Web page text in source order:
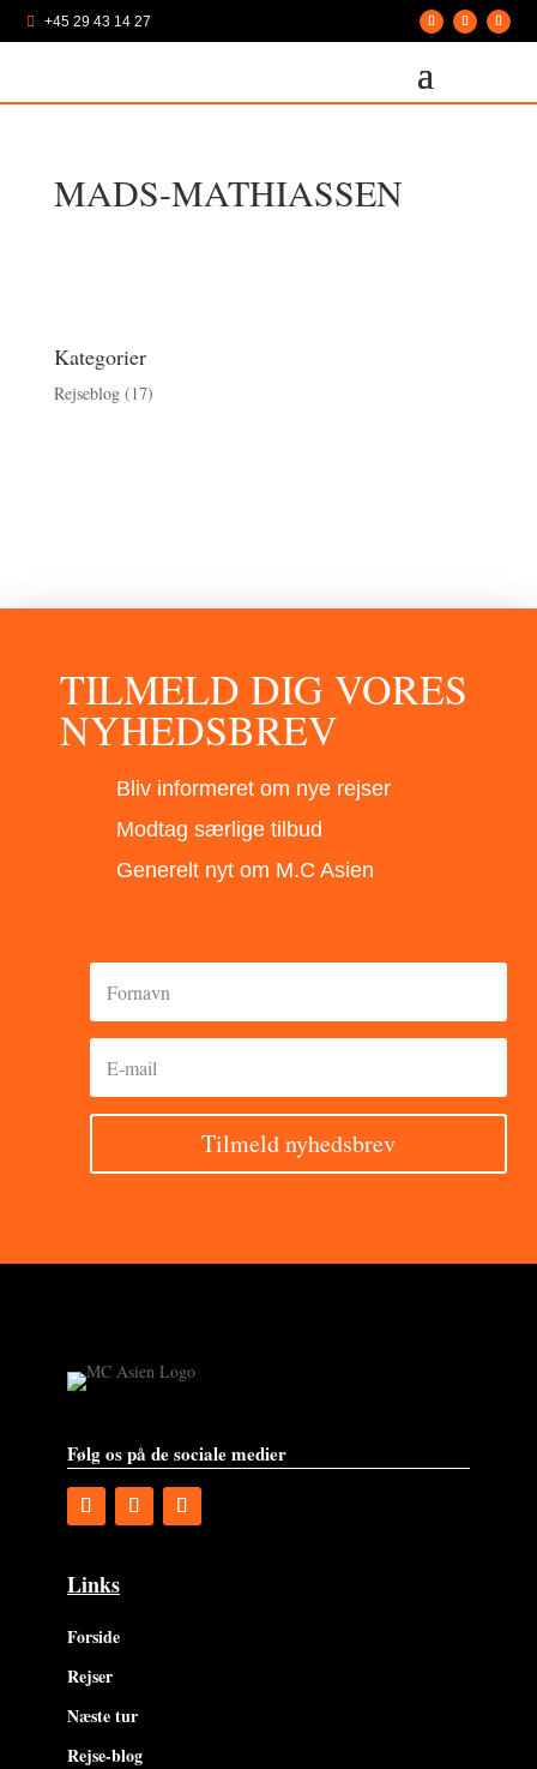
+45 29 43 14 27
MADS-MATHIASSEN
Kategorier
Rejseblog(17)
TILMELD DIG VORES
NYHEDSBREV
Bliv informeret om nye rejser
Modtag særlige tilbud
Generelt nyt om M.C Asien
Tilmeld nyhedsbrev
Følg os på de sociale medier
Links
Forside
Rejser
Næste tur
Rejse-blog